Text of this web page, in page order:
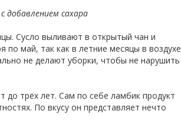
добавлением сахара
Сусло выливают в открытый чан и
май, так как в летние месяцы в воздухе
не делают уборки, чтобы не нарушить
трёх лет. Сам по себе ламбик продукт
По вкусу он представляет нечто